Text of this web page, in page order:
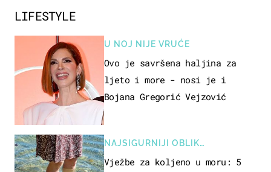
LIFESTYLE
U NOJ NIJE VRUĆE
Ovo je savršena haljina za
ljeto i more - nosi je i
Bojana Gregorić Vejzović
NAJSIGURNIJI OBLIK
REKREACIJE
Vježbe za koljeno u moru: 5